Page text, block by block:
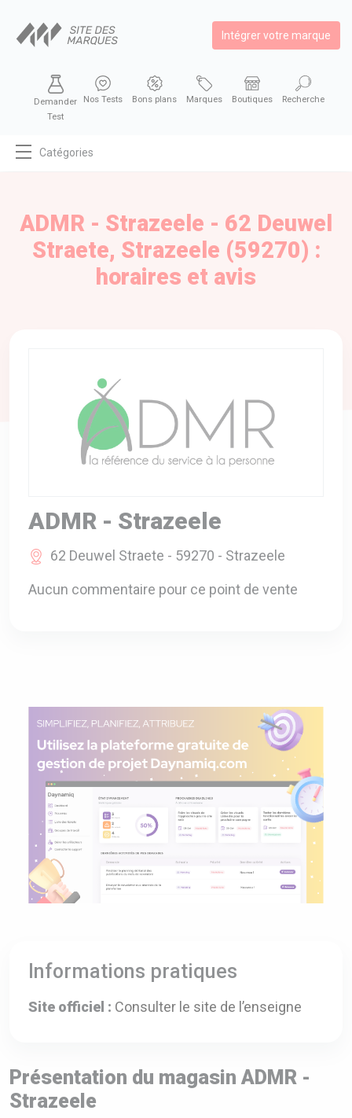
Intégrer votre marque
Demander
Test
Nos Tests Bons plans Marques Boutiques Recherche
Catégories
SE DIVERTIR
BIO & ENVIRONNEMENT
ENTREPRISE
ANIMAUX
ADMR - Strazeele - 62 Deuwel
Straete, Strazeele (59270) :
horaires et avis
ADMR - Strazeele
62 Deuwel Straete - 59270 - Strazeele
Aucun commentaire pour ce point de vente
Informations pratiques
Site officiel : Consulter le site de l’enseigne
Présentation du magasin ADMR -
Strazeele